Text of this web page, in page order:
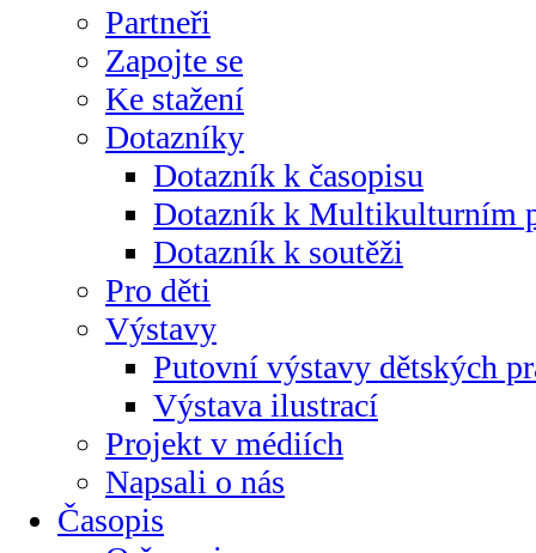
Partneři
Zapojte se
Ke stažení
Dotazníky
Dotazník k časopisu
Dotazník k Multikulturním
Dotazník k soutěži
Pro děti
Výstavy
Putovní výstavy dětských
Výstava ilustrací
Projekt v médiích
Napsali o nás
Časopis